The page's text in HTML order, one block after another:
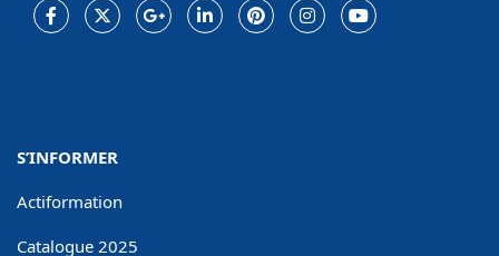
S’INFORMER
Actiformation
Catalogue 2025